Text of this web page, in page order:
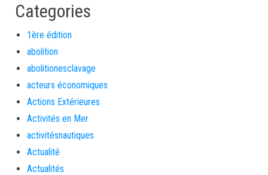
Categories
1ère édition
abolition
abolitionesclavage
acteurs économiques
Actions Extérieures
Activités en Mer
activitésnautiques
Actualité
Actualités